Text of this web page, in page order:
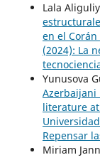
Lala
en el Corán
(2024): La
Yunusova
literature
Repensar
Miriam